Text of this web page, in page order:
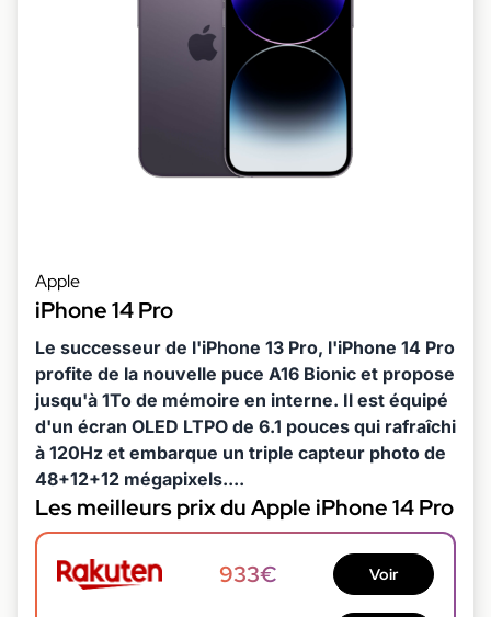
Apple
iPhone 14 Pro
Le successeur de l'iPhone 13 Pro, l'iPhone 14 Pro
profite de la nouvelle puce A16 Bionic et propose
jusqu'à 1To de mémoire en interne. Il est équipé
d'un écran OLED LTPO de 6.1 pouces qui rafraîchi
à 120Hz et embarque un triple capteur photo de
48+12+12 mégapixels....
Les meilleurs prix du Apple iPhone 14 Pro
933€ Voir